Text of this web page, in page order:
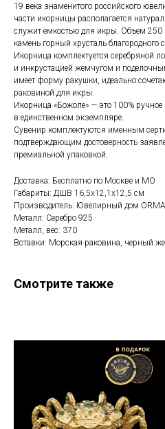
19 века знаменитого российского
части икорницы располагается
служит емкостью для икры. Объем
камень горный хрусталь благородного
Икорница комплектуется серебряной
и инкрустацией жемчугом и
имеет форму ракушки, идеально
раковиной для икры.
Икорница «Божоле» — это 100% ручное
в единственном экземпляре.
Сувенир комплектуются именным
подтверждающим достоверность
премиальной упаковкой.
Доставка: Бесплатно по Москве и МО
Габариты: ДШВ 16,5x12,1x12,5 см
Производитель: Ювелирный дом
Металл: Серебро 925
Металл, вес: 370
Вставки: Морская раковина, черный
Смотрите также